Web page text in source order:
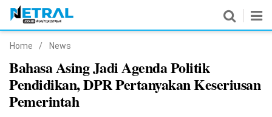
Nasional
Pemerintahan
Home / News
Bahasa Asing Jadi Agenda Politik
Pendidikan, DPR Pertanyakan Keseriusan
Pemerintah